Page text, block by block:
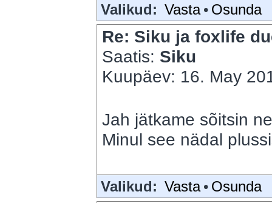
Valikud: Vasta • Osunda
Re: Siku ja foxlife
Saatis: Siku
Kuupäev: 16. May
Jah jätkame sõitsin
Minul see nädal
Valikud: Vasta • Osunda